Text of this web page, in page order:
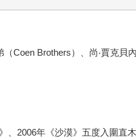
Coen Brothers）、尚‧賈克
2006年《沙漠》五度入圍直木